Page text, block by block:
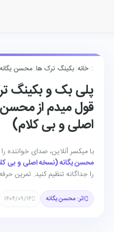
خانه بکینگ ترک ها محسن یگانه
پلی بک و بکینگ
قول میدم از
اصلی و بی کلام)
با میکسر آنلاین، صدای خواننده
محسن یگانه (نسخه اصلی و بی
را جداگانه تنظیم کنید. تمرین
اثر: محسن یگانه ۱۴۰۴/۰۹/۱۴